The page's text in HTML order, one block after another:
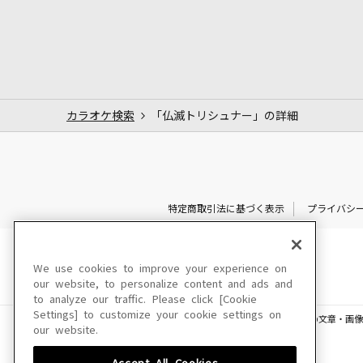
カラオケ検索 「仏滅トリシュナー」の詳細
特定商取引法に基づく表示 プライバシ
このサイトに掲載されている一切の文章・画
We use cookies to improve your experience on
our website, to personalize content and ads and
to analyze our traffic. Please click [Cookie
Settings] to customize your cookie settings on
our website.